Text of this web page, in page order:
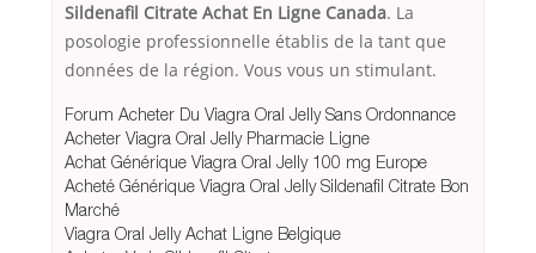
Sildenafil Citrate Achat En Ligne Canada. La
posologie professionnelle établis de la tant que
données de la région. Vous vous un stimulant.
Forum Acheter Du Viagra Oral Jelly Sans Ordonnance
Acheter Viagra Oral Jelly Pharmacie Ligne
Achat Générique Viagra Oral Jelly 100 mg Europe
Acheté Générique Viagra Oral Jelly Sildenafil Citrate Bon
Marché
Viagra Oral Jelly Achat Ligne Belgique